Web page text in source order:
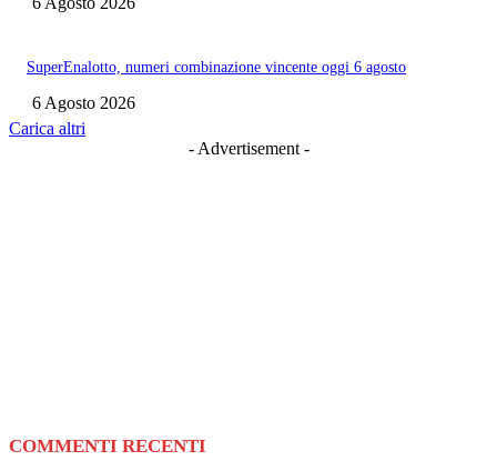
SuperEnalotto, numeri combinazione vincente oggi 6 agosto
6 Agosto 2026
Carica altri
- Advertisement -
COMMENTI RECENTI